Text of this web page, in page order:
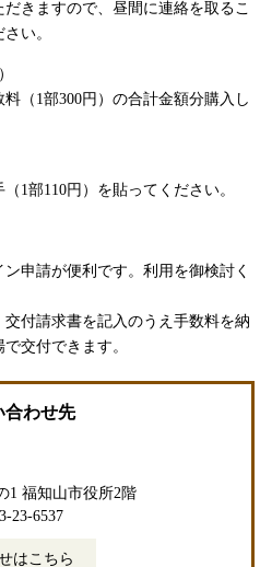
きますので、昼間に連絡を取るこ
い。
（1部300円）の合計金額分購入し
1部110円）を貼ってください。
申請が便利です。利用を御検討く
付請求書を記入のうえ手数料を納
交付できます。
合わせ先
1 福知山市役所2階
23-6537
はこちら